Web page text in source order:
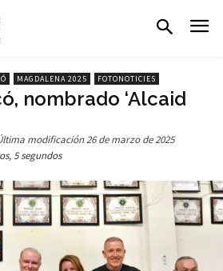
MAGDALENA 2025 FOTONOTICIES
nombrado ‘Alcaid
modificación26 de marzo de 2025
5 segundos